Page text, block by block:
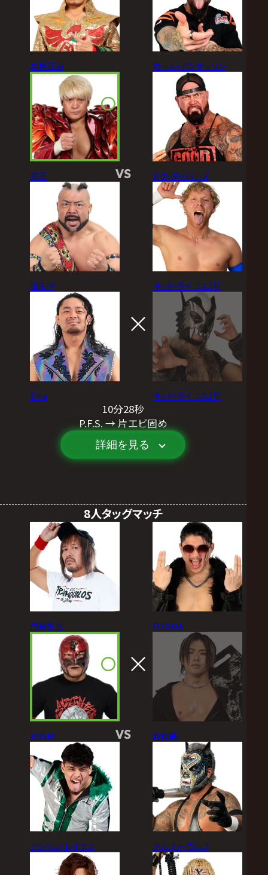
丸藤正道
拳王
征矢学
Eita
VS
カール・アンダーソン
ドク・ギャローズ
キッド・ライコス1号
キッド・ライコス2号
10分28秒
P.F.S. → 片エビ固め
詳細を見る
8人タッグマッチ
内藤哲也
BUSHI
アンヘル・レイエス
VS
OZAWA
政岡純
アルファ・ウルフ